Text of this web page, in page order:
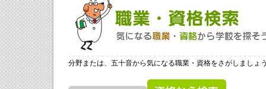
分野または、五十音から気になる職業・資格をさがしましょ